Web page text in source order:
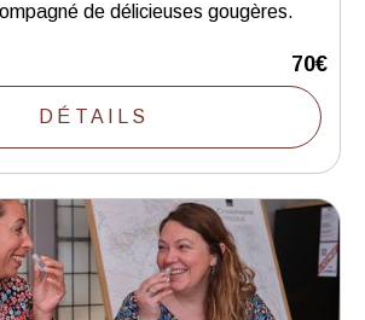
de délicieuses gougères.
70€
DÉTAILS